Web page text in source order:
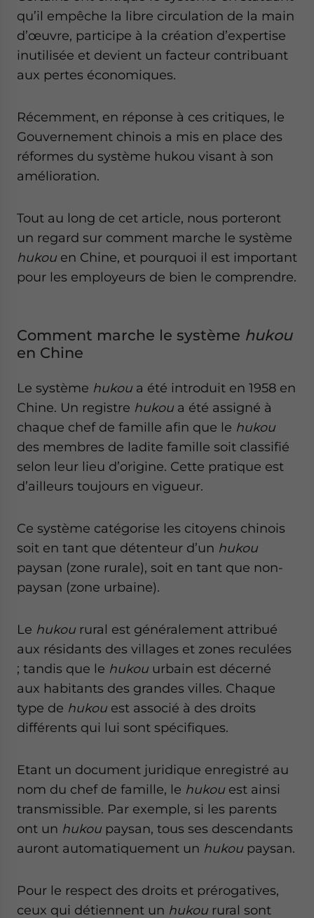
qu’il empêche la libre circulation de la main
d’œuvre, participe à la création d’expertise
inutilisée et devient un facteur contribuant
aux pertes économiques.
Récemment, en réponse à ces critiques, le
Gouvernement chinois a mis en place des
réformes du système hukou visant à son
amélioration.
Tout au long de cet article, nous porteront
un regard sur comment marche le système
hukou en Chine, et pourquoi il est important
pour les employeurs de bien le comprendre.
Comment marche le système hukou
en Chine
Le système hukou a été introduit en 1958 en
Chine. Un registre hukou a été assigné à
chaque chef de famille afin que le hukou
des membres de ladite famille soit classifié
selon leur lieu d’origine. Cette pratique est
d’ailleurs toujours en vigueur.
Ce système catégorise les citoyens chinois
soit en tant que détenteur d’un hukou
paysan (zone rurale), soit en tant que non-
paysan (zone urbaine).
Le hukou rural est généralement attribué
aux résidants des villages et zones reculées
; tandis que le hukou urbain est décerné
aux habitants des grandes villes. Chaque
type de hukou est associé à des droits
différents qui lui sont spécifiques.
Etant un document juridique enregistré au
nom du chef de famille, le hukou est ainsi
transmissible. Par exemple, si les parents
ont un hukou paysan, tous ses descendants
auront automatiquement un hukou paysan.
Pour le respect des droits et prérogatives,
ceux qui détiennent un hukou rural sont
website. Please send me business news and updates
- case sensitive